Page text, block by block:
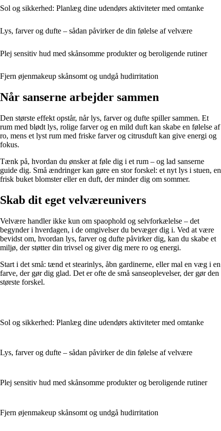
Sol og sikkerhed: Planlæg dine udendørs aktiviteter med omtanke
Lys, farver og dufte – sådan påvirker de din følelse af velvære
Plej sensitiv hud med skånsomme produkter og beroligende rutiner
Fjern øjenmakeup skånsomt og undgå hudirritation
Når sanserne arbejder sammen
Den største effekt opstår, når lys, farver og dufte spiller sammen. Et
rum med blødt lys, rolige farver og en mild duft kan skabe en følelse af
ro, mens et lyst rum med friske farver og citrusduft kan give energi og
fokus.
Tænk på, hvordan du ønsker at føle dig i et rum – og lad sanserne
guide dig. Små ændringer kan gøre en stor forskel: et nyt lys i stuen, en
frisk buket blomster eller en duft, der minder dig om sommer.
Skab dit eget velværeunivers
Velvære handler ikke kun om spaophold og selvforkælelse – det
begynder i hverdagen, i de omgivelser du bevæger dig i. Ved at være
bevidst om, hvordan lys, farver og dufte påvirker dig, kan du skabe et
miljø, der støtter din trivsel og giver dig mere ro og energi.
Start i det små: tænd et stearinlys, åbn gardinerne, eller mal en væg i en
farve, der gør dig glad. Det er ofte de små sanseoplevelser, der gør den
største forskel.
Sol og sikkerhed: Planlæg dine udendørs aktiviteter med omtanke
Lys, farver og dufte – sådan påvirker de din følelse af velvære
Plej sensitiv hud med skånsomme produkter og beroligende rutiner
Fjern øjenmakeup skånsomt og undgå hudirritation